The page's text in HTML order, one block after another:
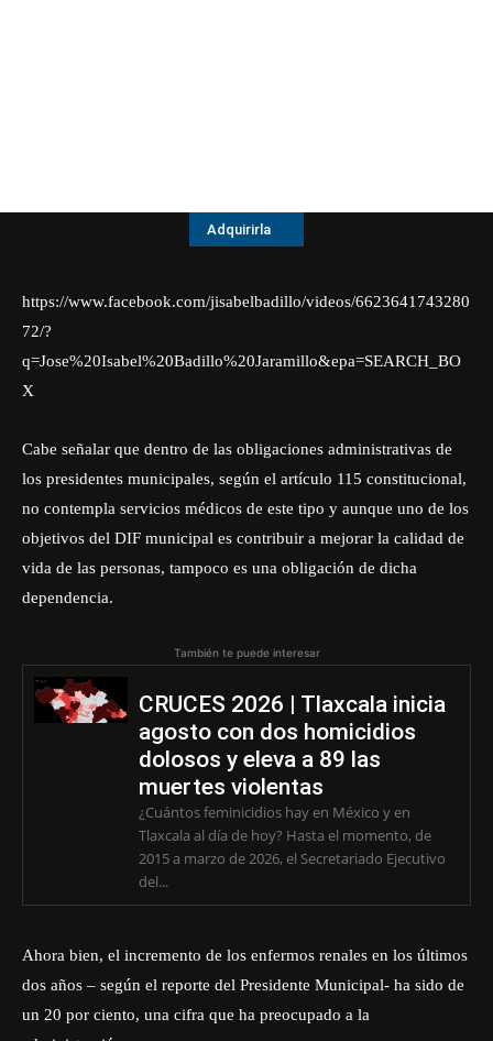
Adquirirla
https://www.facebook.com/jisabelbadillo/videos/6623641743280
72/?
q=Jose%20Isabel%20Badillo%20Jaramillo&epa=SEARCH_BO
X
Cabe señalar que dentro de las obligaciones administrativas de
los presidentes municipales, según el artículo 115 constitucional,
no contempla servicios médicos de este tipo y aunque uno de los
objetivos del DIF municipal es contribuir a mejorar la calidad de
vida de las personas, tampoco es una obligación de dicha
dependencia.
También te puede interesar
CRUCES 2026 | Tlaxcala inicia
agosto con dos homicidios
dolosos y eleva a 89 las
muertes violentas
¿Cuántos feminicidios hay en México y en
Tlaxcala al día de hoy? Hasta el momento, de
2015 a marzo de 2026, el Secretariado Ejecutivo
del...
Ahora bien, el incremento de los enfermos renales en los últimos
dos años – según el reporte del Presidente Municipal- ha sido de
un 20 por ciento, una cifra que ha preocupado a la